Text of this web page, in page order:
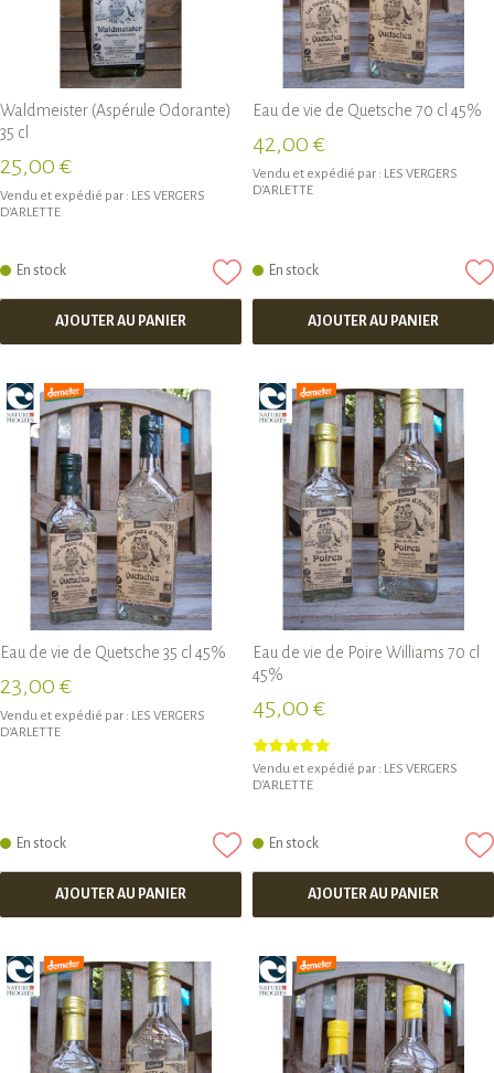
Waldmeister (Aspérule Odorante)
35 cl
25,00 €
Vendu et expédié par : LES VERGERS
D'ARLETTE
En stock
AJOUTER AU PANIER
Eau de vie de Quetsche 70 cl 45%
42,00 €
Vendu et expédié par : LES VERGERS
D'ARLETTE
En stock
AJOUTER AU PANIER
Eau de vie de Quetsche 35 cl 45%
23,00 €
Vendu et expédié par : LES VERGERS
D'ARLETTE
En stock
AJOUTER AU PANIER
Eau de vie de Poire Williams 70 cl
45%
45,00 €
Vendu et expédié par : LES VERGERS
D'ARLETTE
En stock
AJOUTER AU PANIER